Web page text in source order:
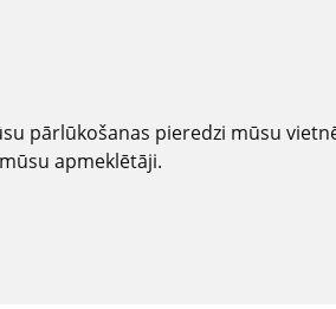
pārlūkošanas pieredzi mūsu
apmeklētāji.